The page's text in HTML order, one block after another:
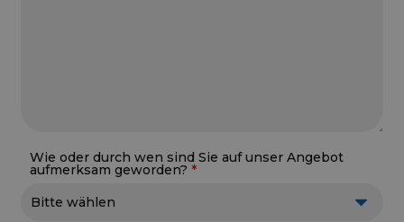
Wie oder durch wen sind Sie auf unser Angebot
aufmerksam geworden?